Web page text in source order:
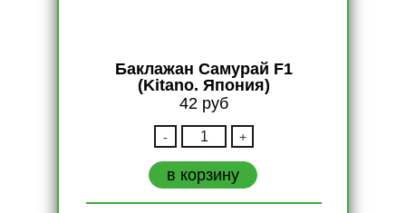
Баклажан Самурай F1
(Kitano. Япония)
42 руб
Количество
Баклажан
Самурай
F1
(Kitano.
Япония)
- +
в корзину